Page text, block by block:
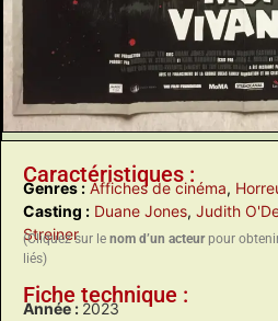
Caractéristiques :
Genres : Affiches de cinéma,
Casting : Duane Jones, Judith
Streiner
(Cliquez sur le nom d’un acteurpour
liés)
Fiche technique :
Année : 2023